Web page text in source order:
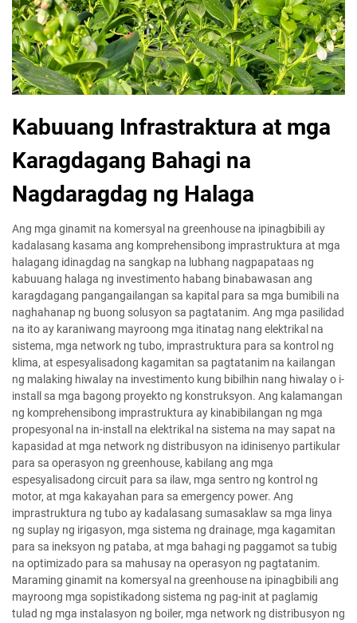
Kabuuang Infrastraktura at mga
Karagdagang Bahagi na
Nagdaragdag ng Halaga
Ang mga ginamit na komersyal na greenhouse na ipinagbibili ay
kadalasang kasama ang komprehensibong imprastruktura at mga
halagang idinagdag na sangkap na lubhang nagpapataas ng
kabuuang halaga ng investimento habang binabawasan ang
karagdagang pangangailangan sa kapital para sa mga bumibili na
naghahanap ng buong solusyon sa pagtatanim. Ang mga pasilidad
na ito ay karaniwang mayroong mga itinatag nang elektrikal na
sistema, mga network ng tubo, imprastruktura para sa kontrol ng
klima, at espesyalisadong kagamitan sa pagtatanim na kailangan
ng malaking hiwalay na investimento kung bibilhin nang hiwalay o i-
install sa mga bagong proyekto ng konstruksyon. Ang kalamangan
ng komprehensibong imprastruktura ay kinabibilangan ng mga
propesyonal na in-install na elektrikal na sistema na may sapat na
kapasidad at mga network ng distribusyon na idinisenyo partikular
para sa operasyon ng greenhouse, kabilang ang mga
espesyalisadong circuit para sa ilaw, mga sentro ng kontrol ng
motor, at mga kakayahan para sa emergency power. Ang
imprastruktura ng tubo ay kadalasang sumasaklaw sa mga linya
ng suplay ng irigasyon, mga sistema ng drainage, mga kagamitan
para sa ineksyon ng pataba, at mga bahagi ng paggamot sa tubig
na optimizado para sa mahusay na operasyon ng pagtatanim.
Maraming ginamit na komersyal na greenhouse na ipinagbibili ang
mayroong mga sopistikadong sistema ng pag-init at paglamig
tulad ng mga instalasyon ng boiler, mga network ng distribusyon ng